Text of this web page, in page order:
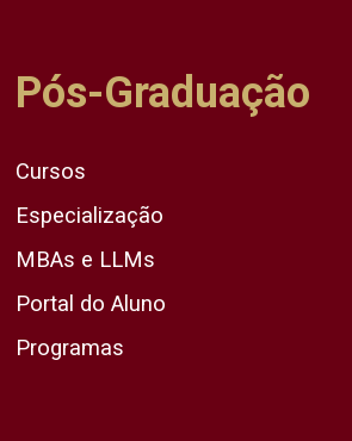
Pós-Graduação
Cursos
Especialização
MBAs e LLMs
Portal do Aluno
Programas